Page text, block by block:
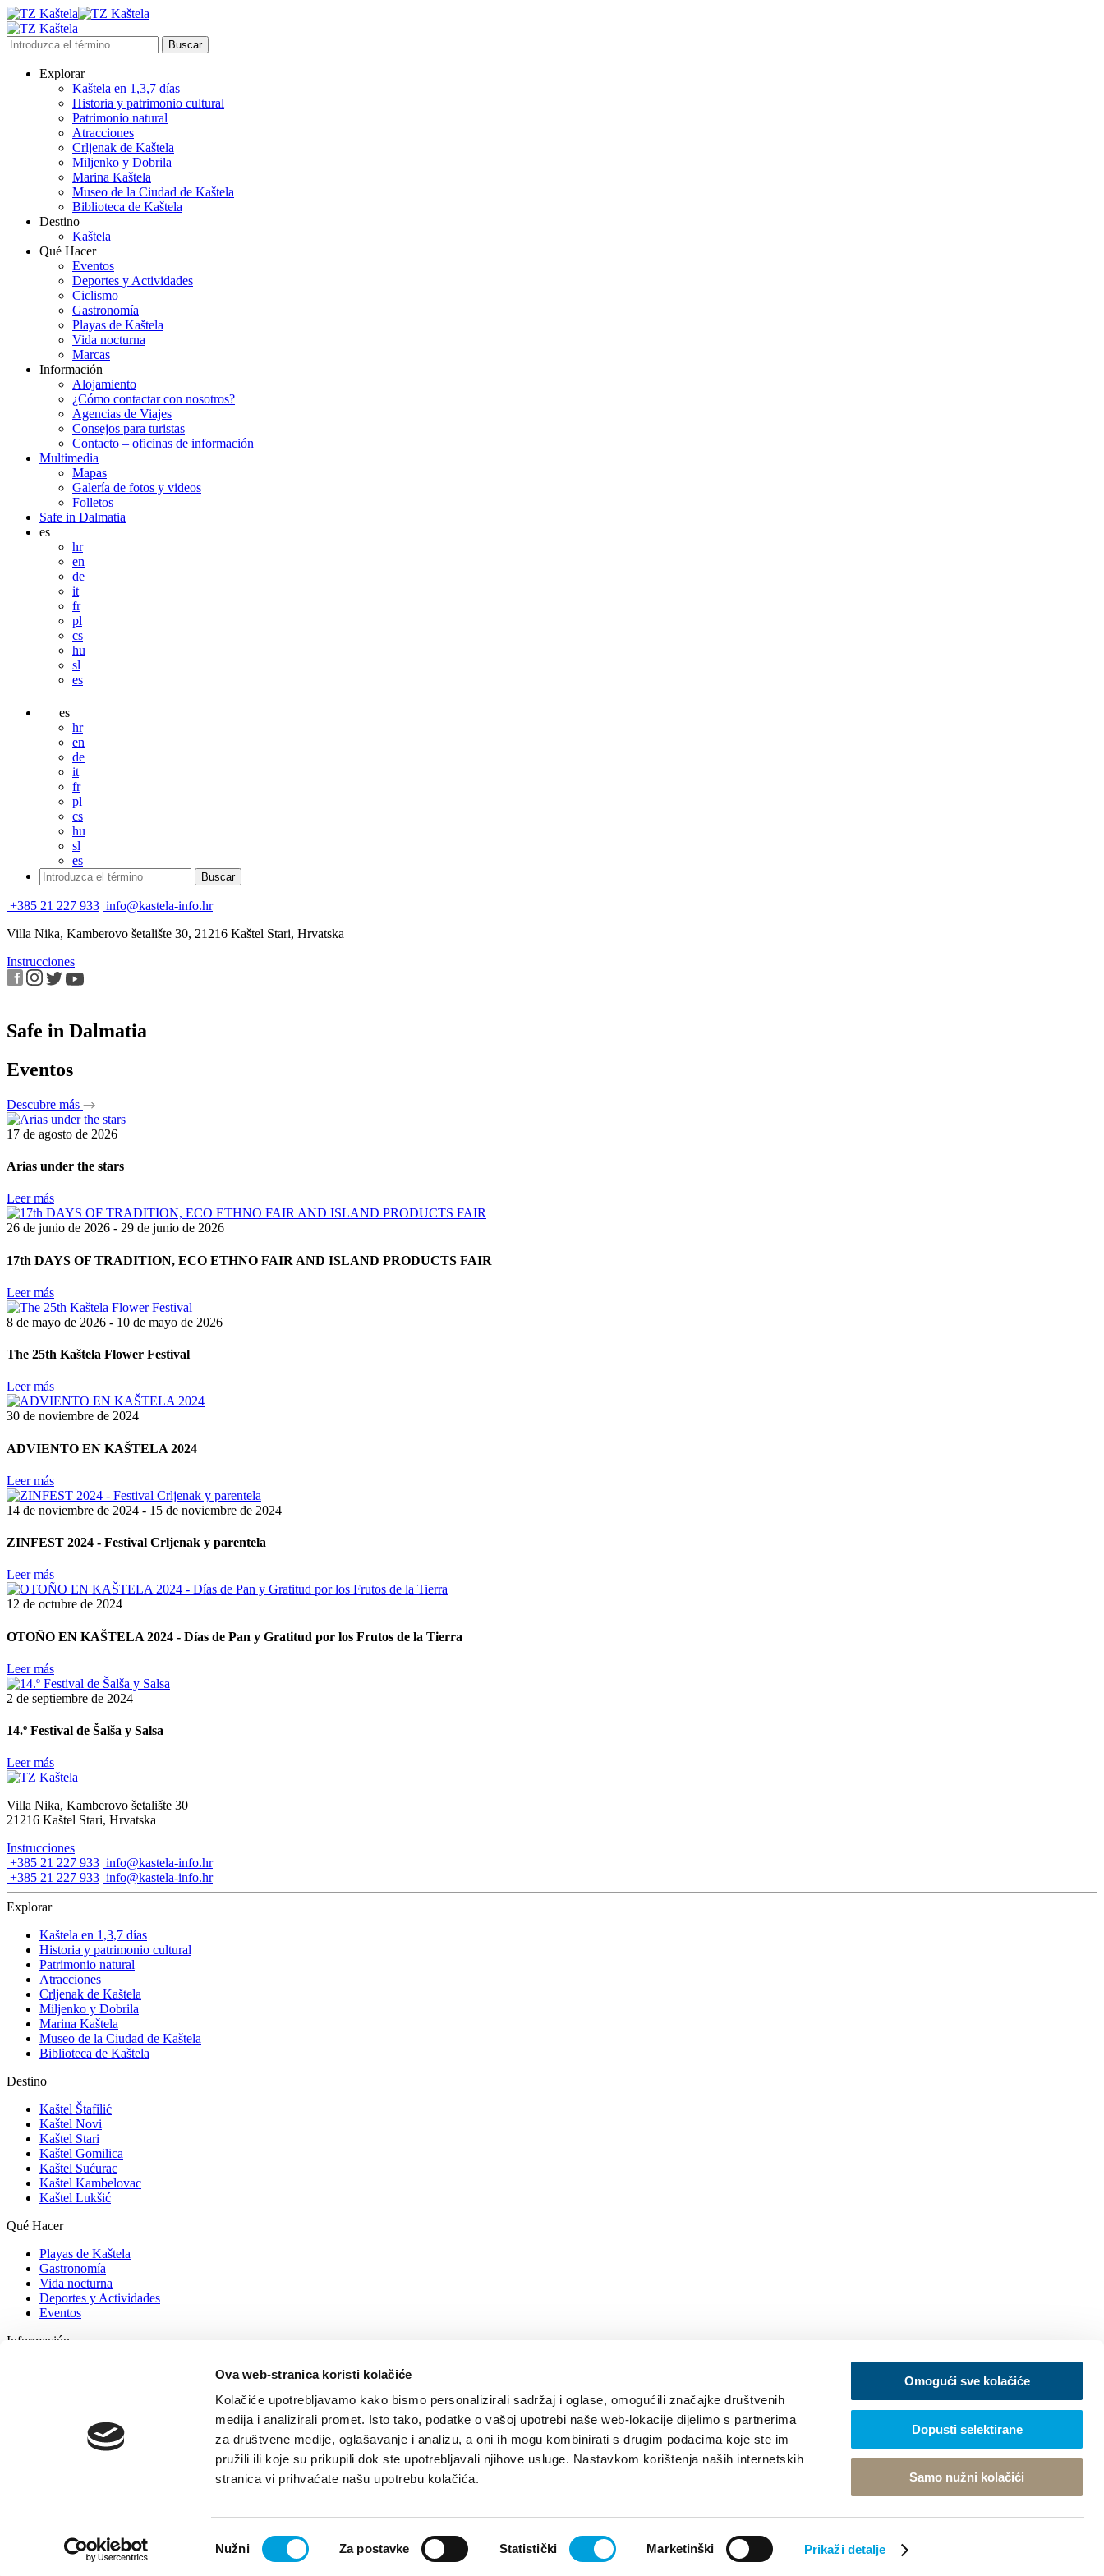
Ova web-stranica koristi kolačiće
Kolačiće upotrebljavamo kako bismo personalizirali sadržaj i oglase, omogućili značajke društvenih
medija i analizirali promet. Isto tako, podatke o vašoj upotrebi naše web-lokacije dijelimo s partnerima
za društvene medije, oglašavanje i analizu, a oni ih mogu kombinirati s drugim podacima koje ste im
pružili ili koje su prikupili dok ste upotrebljavali njihove usluge. Nastavkom korištenja naših internetskih
stranica vi prihvaćate našu upotrebu kolačića.
pristanka
Nužni Za postavke Statistički Marketinški Prikaži detalje
Omogući sve kolačiće
Dopusti selektirane
Samo nužni kolačići
Explorar
Kaštela en 1,3,7 días
Historia y patrimonio cultural
Patrimonio natural
Atracciones
Crljenak de Kaštela
Miljenko y Dobrila
Marina Kaštela
Museo de la Ciudad de Kaštela
Biblioteca de Kaštela
Destino
Kaštela
Qué Hacer
Eventos
Deportes y Actividades
Ciclismo
Gastronomía
Playas de Kaštela
Vida nocturna
Marcas
Información
Alojamiento
¿Cómo contactar con nosotros?
Agencias de Viajes
Consejos para turistas
Contacto – oficinas de información
Multimedia
Mapas
Galería de fotos y videos
Folletos
Safe in Dalmatia
es
hr
en
de
it
fr
pl
cs
hu
sl
es
es
hr
en
de
it
fr
pl
cs
hu
sl
es
+385 21 227 933 info@kastela-info.hr
Villa Nika, Kamberovo šetalište 30, 21216 Kaštel Stari, Hrvatska
Instrucciones
Safe in Dalmatia
Eventos
Descubre más
17 de agosto de 2026
Arias under the stars
Leer más
26 de junio de 2026 - 29 de junio de 2026
17th DAYS OF TRADITION, ECO ETHNO FAIR AND ISLAND PRODUCTS FAIR
Leer más
8 de mayo de 2026 - 10 de mayo de 2026
The 25th Kaštela Flower Festival
Leer más
30 de noviembre de 2024
ADVIENTO EN KAŠTELA 2024
Leer más
14 de noviembre de 2024 - 15 de noviembre de 2024
ZINFEST 2024 - Festival Crljenak y parentela
Leer más
12 de octubre de 2024
OTOÑO EN KAŠTELA 2024 - Días de Pan y Gratitud por los Frutos de la Tierra
Leer más
2 de septiembre de 2024
14.º Festival de Šalša y Salsa
Leer más
Villa Nika, Kamberovo šetalište 30
21216 Kaštel Stari, Hrvatska
Instrucciones
+385 21 227 933 info@kastela-info.hr
+385 21 227 933 info@kastela-info.hr
Explorar
Kaštela en 1,3,7 días
Historia y patrimonio cultural
Patrimonio natural
Atracciones
Crljenak de Kaštela
Miljenko y Dobrila
Marina Kaštela
Museo de la Ciudad de Kaštela
Biblioteca de Kaštela
Destino
Kaštel Štafilić
Kaštel Novi
Kaštel Stari
Kaštel Gomilica
Kaštel Sućurac
Kaštel Kambelovac
Kaštel Lukšić
Qué Hacer
Playas de Kaštela
Gastronomía
Vida nocturna
Deportes y Actividades
Eventos
Información
Contacto – oficinas de información
Declaración de Accesibilidad Developed by:Nove vibracije Design by:Signed Design